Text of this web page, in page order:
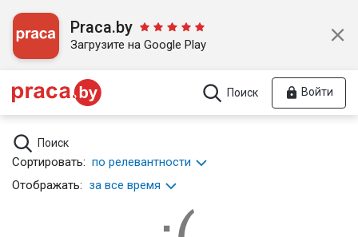
Praca.by
Загрузите на Google Play
Поиск Войти
Поиск
Сортировать: по релевантности
Отображать: за все время